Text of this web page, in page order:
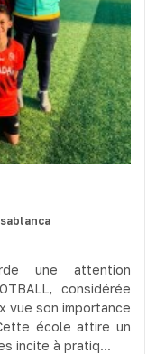
une attention
considérée
vue son importance
école attire un
incite à pratiq...